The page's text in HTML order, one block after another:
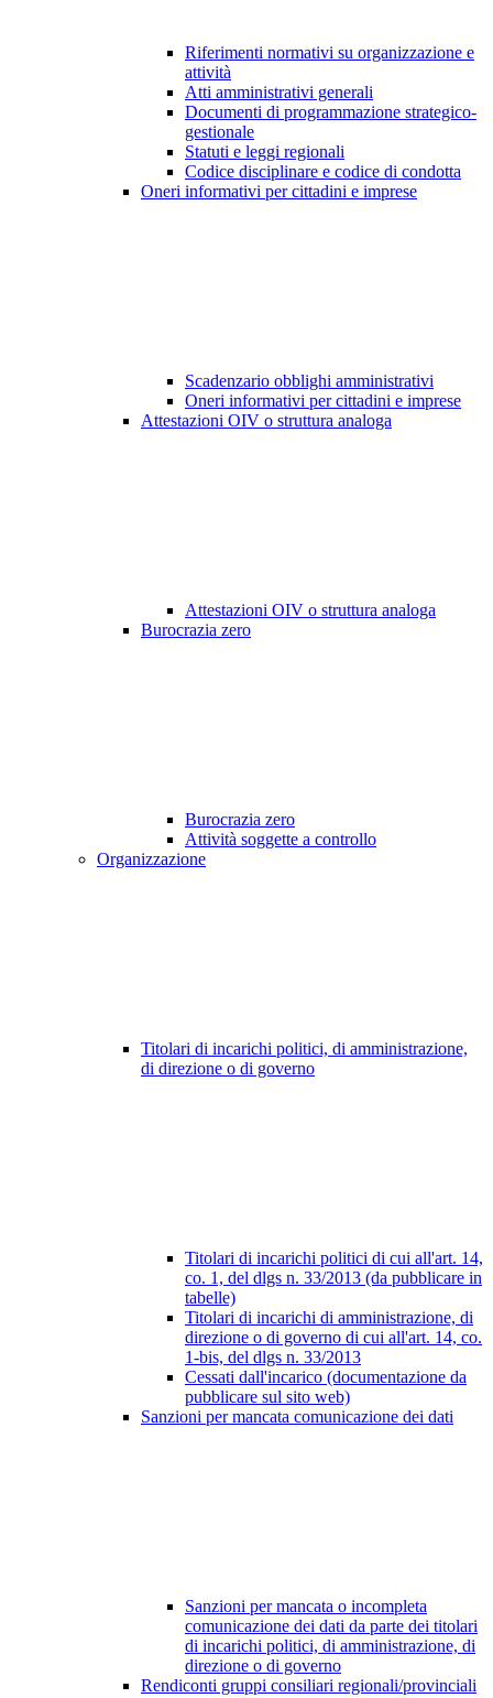
Riferimenti normativi su organizzazione e
attività
Atti amministrativi generali
Documenti di programmazione strategico-
gestionale
Statuti e leggi regionali
Codice disciplinare e codice di condotta
Oneri informativi per cittadini e imprese
Scadenzario obblighi amministrativi
Oneri informativi per cittadini e imprese
Attestazioni OIV o struttura analoga
Attestazioni OIV o struttura analoga
Burocrazia zero
Burocrazia zero
Attività soggette a controllo
Organizzazione
Titolari di incarichi politici, di amministrazione,
di direzione o di governo
Titolari di incarichi politici di cui all'art. 14,
co. 1, del dlgs n. 33/2013 (da pubblicare in
tabelle)
Titolari di incarichi di amministrazione, di
direzione o di governo di cui all'art. 14, co.
1-bis, del dlgs n. 33/2013
Cessati dall'incarico (documentazione da
pubblicare sul sito web)
Sanzioni per mancata comunicazione dei dati
Sanzioni per mancata o incompleta
comunicazione dei dati da parte dei titolari
di incarichi politici, di amministrazione, di
direzione o di governo
Rendiconti gruppi consiliari regionali/provinciali